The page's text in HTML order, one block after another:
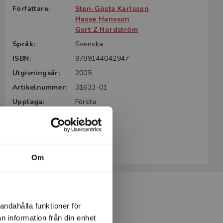
Om
funktioner för
information från din enhet
Författare:
Sten-Gösta Karlsson
Hasse Hansson
Gert Z Nordström
Språk:
Svenska
ISBN:
9789144042947
Utgivningsår:
2005
Artikelnummer:
31633-01
Upplaga:
Första
184
Köp- och leveransvillkor